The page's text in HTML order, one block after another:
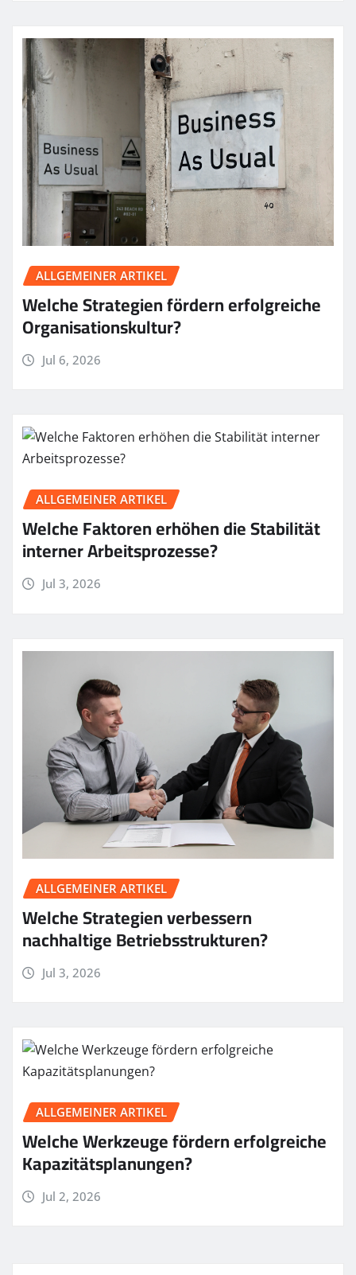
ALLGEMEINER ARTIKEL
Welche Strategien fördern erfolgreiche
Organisationskultur?
Jul 6, 2026
ALLGEMEINER ARTIKEL
Welche Faktoren erhöhen die Stabilität
interner Arbeitsprozesse?
Jul 3, 2026
ALLGEMEINER ARTIKEL
Welche Strategien verbessern
nachhaltige Betriebsstrukturen?
Jul 3, 2026
ALLGEMEINER ARTIKEL
Welche Werkzeuge fördern erfolgreiche
Kapazitätsplanungen?
Jul 2, 2026